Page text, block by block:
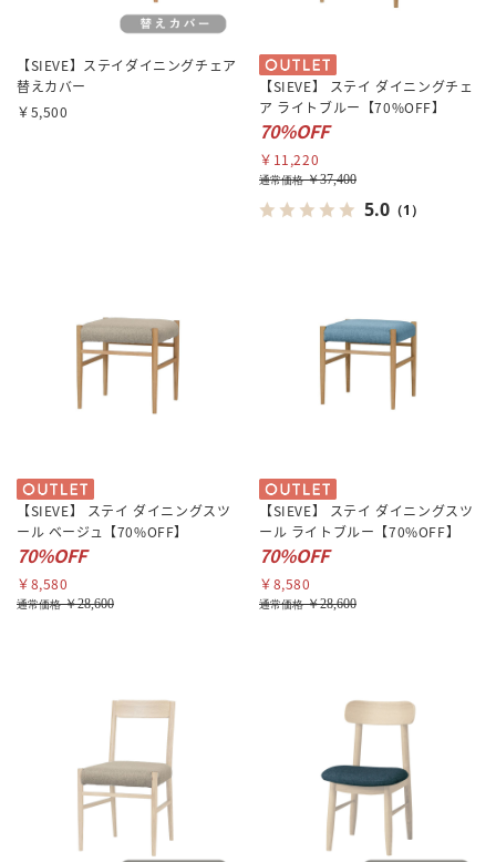
【SIEVE】ステイダイニングチェア
替えカバー
￥5,500
【SIEVE】 ステイ ダイニングチェ
ア ライトブルー【70%OFF】
70%OFF
￥11,220
通常価格￥37,400
5.0 （1）
【SIEVE】 ステイ ダイニングスツ
ール ベージュ【70%OFF】
70%OFF
￥8,580
通常価格￥28,600
【SIEVE】 ステイ ダイニングスツ
ール ライトブルー【70%OFF】
70%OFF
￥8,580
通常価格￥28,600